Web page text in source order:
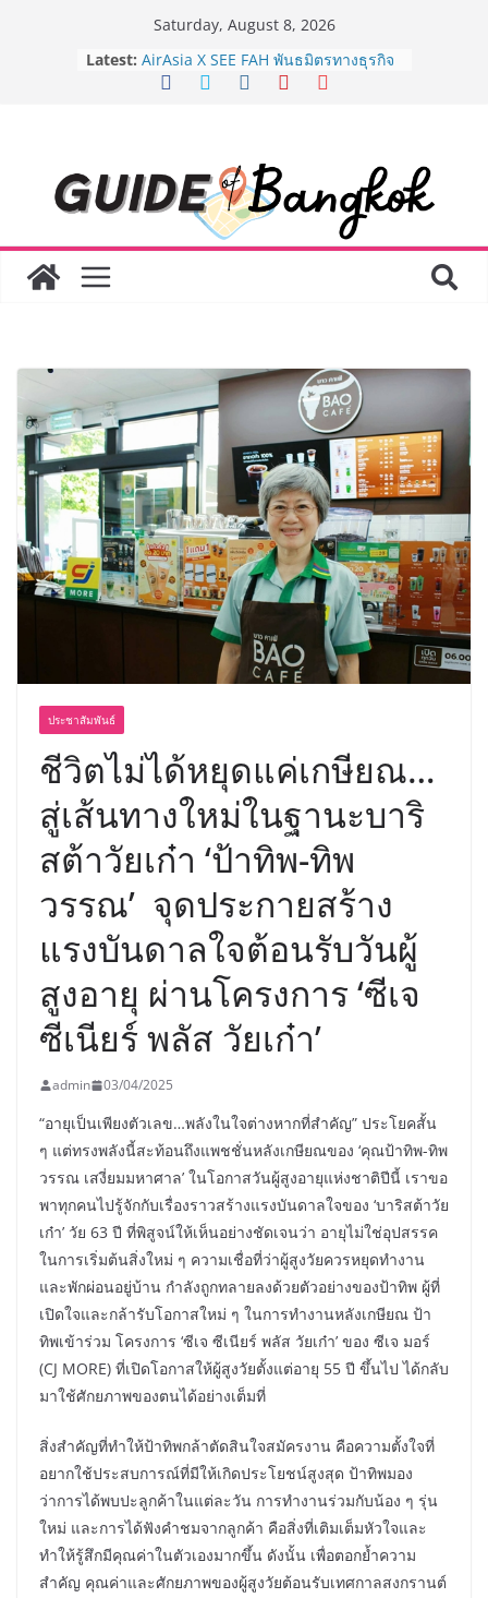
Saturday, August 8, 2026
Latest: ประเทศ จัดประชุมใหญ่แห่งปี พบ CEO
“ดร.ปิยะวัฒน์” ถ่ายทอดวิสัยทัศน์ธุรกิจ
อร่อย ยกเมนูระดับตำนาน “ข้าวหน้าไก่
ราชวงศ์” พุ่งทะยานสู่น่านฟ้า
BEDO เดินหน้าจัดกิจกรรมเจรจาธุรกิจ
“BIO TRADE CONNECT 2026” ยก
ฉลองเซิร์ฟเวอร์ใหม่ เฮเลนา
Guangzhou Yinghao School เผยวิสัย
ทัศน์การศึกษาที่พร้อมรับอนาคต “เราไม่
ได้เตรียมนักเรียนเพียงเพื่อก้าวเข้าสู่
มหาวิทยาลัยเท่านั้น แต่ยังเตรียมพวก
เขาให้พร้อมเป็นผู้กำหนดอนาคต”
ประชาสัมพันธ์
ชีวิตไม่ได้หยุดแค่เกษียณ…
สู่เส้นทางใหม่ในฐานะบาริ
สต้าวัยเก๋า ‘ป้าทิพ-ทิพ
วรรณ’ จุดประกายสร้าง
แรงบันดาลใจต้อนรับวันผู้
สูงอายุ ผ่านโครงการ ‘ซีเจ
ซีเนียร์ พลัส วัยเก๋า’
admin 03/04/2025
“อายุเป็นเพียงตัวเลข…พลังในใจต่างหากที่สำคัญ” ประโยคสั้น
ๆ แต่ทรงพลังนี้สะท้อนถึงแพชชั่นหลังเกษียณของ ‘คุณป้าทิพ-ทิพ
วรรณ เสงี่ยมมหาศาล’ ในโอกาสวันผู้สูงอายุแห่งชาติปีนี้ เราขอ
พาทุกคนไปรู้จักกับเรื่องราวสร้างแรงบันดาลใจของ ‘บาริสต้าวัย
เก๋า’ วัย 63 ปี ที่พิสูจน์ให้เห็นอย่างชัดเจนว่า อายุไม่ใช่อุปสรรค
ในการเริ่มต้นสิ่งใหม่ ๆ ความเชื่อที่ว่าผู้สูงวัยควรหยุดทำงาน
และพักผ่อนอยู่บ้าน กำลังถูกทลายลงด้วยตัวอย่างของป้าทิพ ผู้ที่
เปิดใจและกล้ารับโอกาสใหม่ ๆ ในการทำงานหลังเกษียณ ป้า
ทิพเข้าร่วม โครงการ ‘ซีเจ ซีเนียร์ พลัส วัยเก๋า’ ของ ซีเจ มอร์
(CJ MORE) ที่เปิดโอกาสให้ผู้สูงวัยตั้งแต่อายุ 55 ปี ขึ้นไป ได้กลับ
มาใช้ศักยภาพของตนได้อย่างเต็มที่
สิ่งสำคัญที่ทำให้ป้าทิพกล้าตัดสินใจสมัครงาน คือความตั้งใจที่
อยากใช้ประสบการณ์ที่มีให้เกิดประโยชน์สูงสุด ป้าทิพมอง
ว่าการได้พบปะลูกค้าในแต่ละวัน การทำงานร่วมกับน้อง ๆ รุ่น
ใหม่ และการได้ฟังคำชมจากลูกค้า คือสิ่งที่เติมเต็มหัวใจและ
ทำให้รู้สึกมีคุณค่าในตัวเองมากขึ้น ดังนั้น เพื่อตอกย้ำความ
สำคัญ คุณค่าและศักยภาพของผู้สูงวัยต้อนรับเทศกาลสงกรานต์